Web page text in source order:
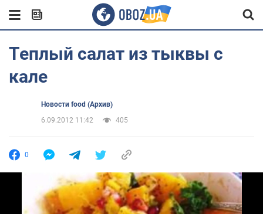
Теплый салат из тыквы с
кале
Новости food (Архив)
6.09.2012 11:42
405
0